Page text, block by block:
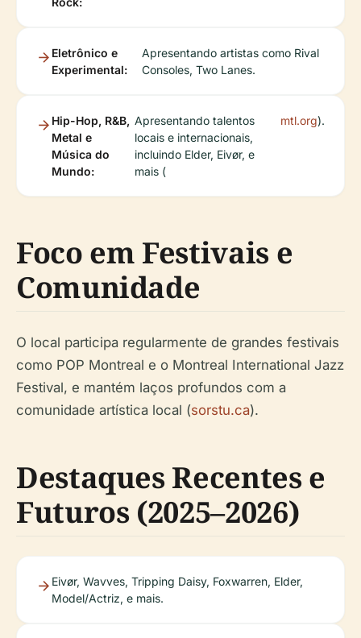
Eletrônico e
Experimental:
Apresentando artistas como Rival
Consoles, Two Lanes.
Hip-Hop, R&B,
Metal e
Música do
Mundo:
Apresentando talentos
locais e internacionais,
incluindo Elder, Eivør, e
mais (
mtl.org).
Foco em Festivais e
Comunidade
O local participa regularmente de grandes festivais
como POP Montreal e o Montreal International Jazz
Festival, e mantém laços profundos com a
comunidade artística local (sorstu.ca).
Destaques Recentes e
Futuros (2025–2026)
Eivør, Wavves, Tripping Daisy, Foxwarren, Elder,
Model/Actriz, e mais.